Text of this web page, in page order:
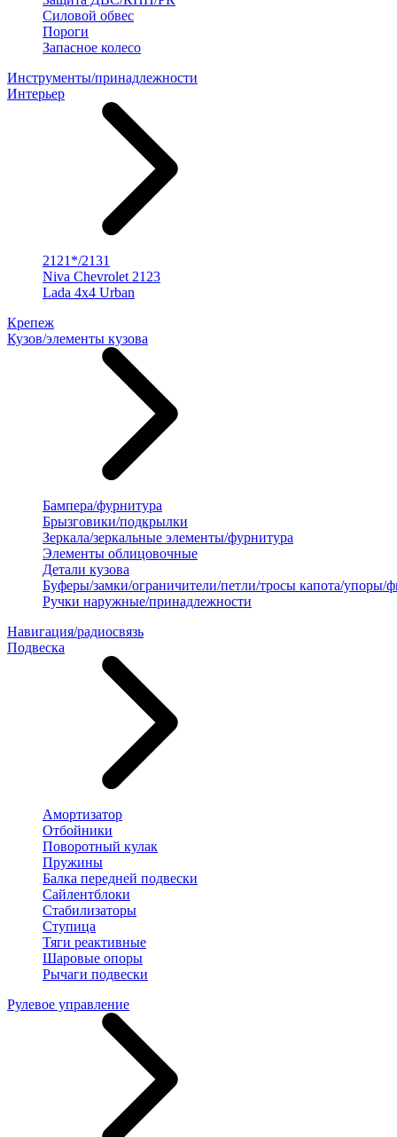
Силовой обвес
Пороги
Запасное колесо
Инструменты/принадлежности
Интерьер
2121*/2131
Niva Chevrolet 2123
Lada 4x4 Urban
Крепеж
Кузов/элементы кузова
Бампера/фурнитура
Брызговики/подкрылки
Зеркала/зеркальные элементы/фурнитура
Элементы облицовочные
Детали кузова
Буферы/замки/ограничители/петли/тросы капота/упоры/
Ручки наружные/принадлежности
Навигация/радиосвязь
Подвеска
Амортизатор
Отбойники
Поворотный кулак
Пружины
Балка передней подвески
Сайлентблоки
Стабилизаторы
Ступица
Тяги реактивные
Шаровые опоры
Рычаги подвески
Рулевое управление